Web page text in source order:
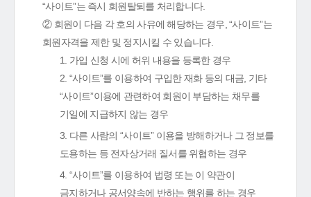
“사이트”는 즉시 회원탈퇴를 처리합니다.
② 회원이 다음 각 호의 사유에 해당하는 경우, “사이트”는
회원자격을 제한 및 정지시킬 수 있습니다.
1. 가입 신청 시에 허위 내용을 등록한 경우
2. “사이트”를 이용하여 구입한 재화 등의 대금, 기타
“사이트”이용에 관련하여 회원이 부담하는 채무를
기일에 지급하지 않는 경우
3. 다른 사람의 “사이트” 이용을 방해하거나 그 정보를
도용하는 등 전자상거래 질서를 위협하는 경우
4. “사이트”를 이용하여 법령 또는 이 약관이
금지하거나 공서양속에 반하는 행위를 하는 경우